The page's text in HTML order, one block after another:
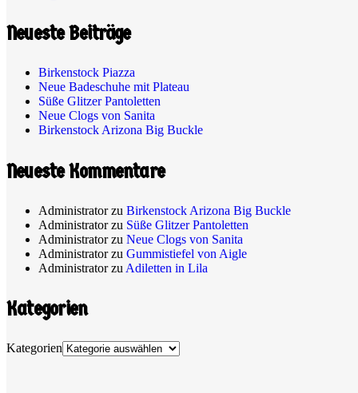
Neueste Beiträge
Birkenstock Piazza
Neue Badeschuhe mit Plateau
Süße Glitzer Pantoletten
Neue Clogs von Sanita
Birkenstock Arizona Big Buckle
Neueste Kommentare
Administratorzu Birkenstock Arizona Big Buckle
Administratorzu Süße Glitzer Pantoletten
Administratorzu Neue Clogs von Sanita
Administratorzu Gummistiefel von Aigle
Administratorzu Adiletten in Lila
Kategorien
Kategorien